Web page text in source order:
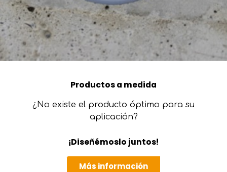
Productos a medida
¿No existe el producto óptimo para su
aplicación?
¡Diseñémoslo juntos!
Más información